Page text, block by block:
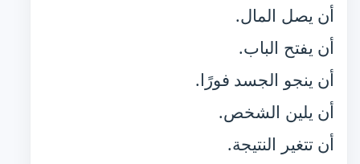
أن يصل المال.
أن يفتح الباب.
أن ينجو الجسد فورًا.
أن يلين الشخص.
أن تتغير النتيجة.